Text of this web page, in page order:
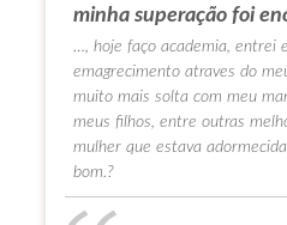
minha superação foi
…, hoje faço academia, entrei
emagrecimento atraves do
muito mais solta com meu
meus filhos, entre outras
mulher que estava
bom.?